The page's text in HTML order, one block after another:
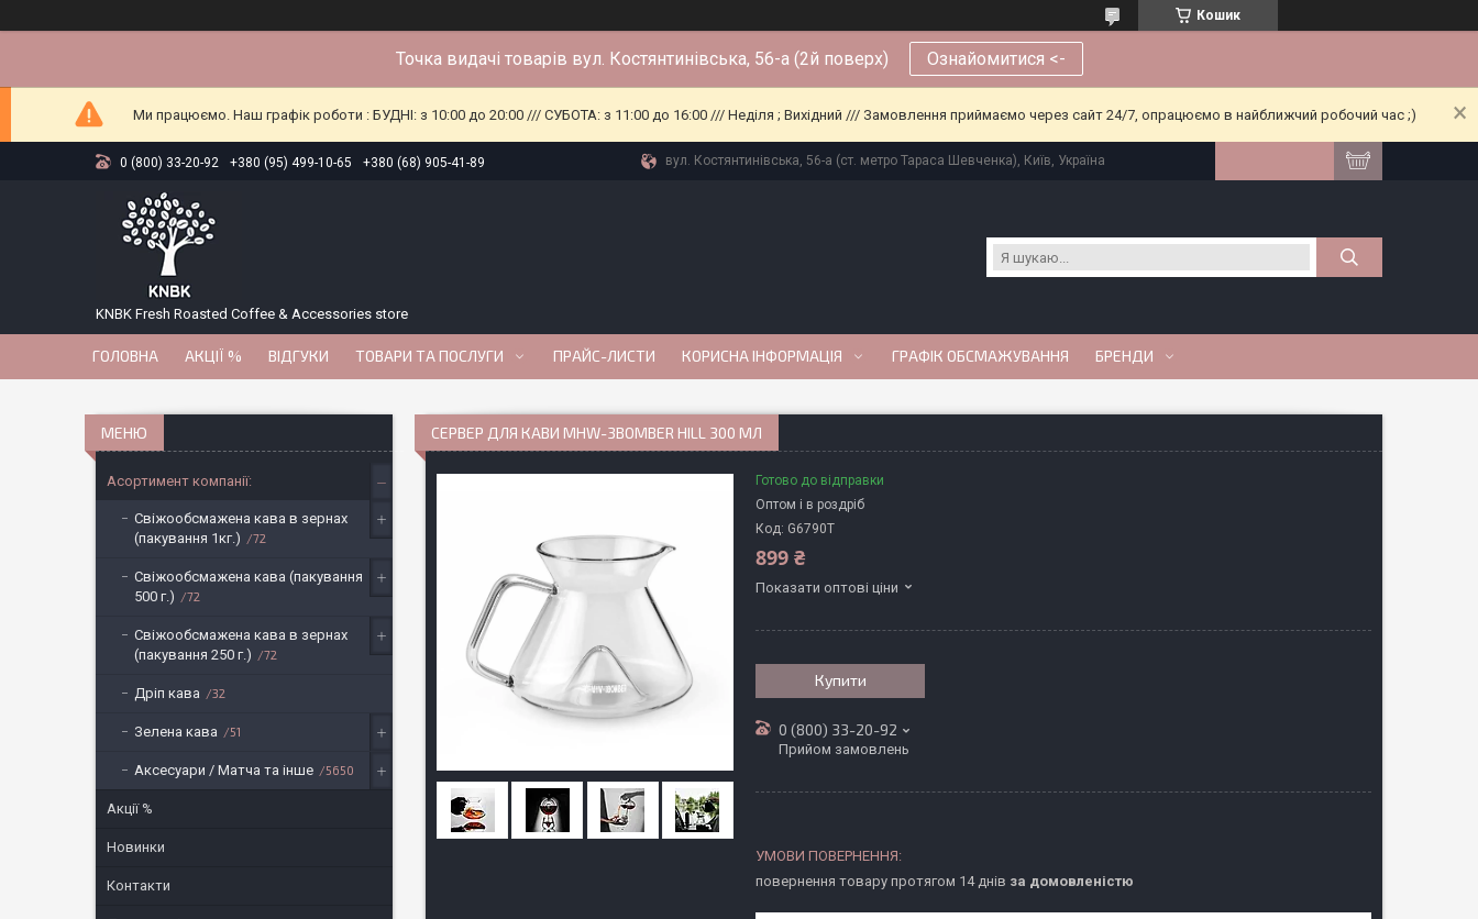
Кошик
Точка видачі товарів вул. Костянтинівська, 56-а (2й поверх) Ознайомитися <-
Ми працюємо. Наш графік роботи : БУДНІ: з 10:00 до 20:00 /// СУБОТА: з 11:00 до 16:00 /// Неділя ; Вихідний /// Замовлення приймаємо через сайт 24/7, опрацюємо в найближчий робочий час ;)
0 (800) 33-20-92 +380 (95) 499-10-65 +380 (68) 905-41-89 вул. Костянтинівська, 56-а (ст. метро Тараса Шевченка), Київ, Україна
KNBK Fresh Roasted Coffee & Accessories store
ГОЛОВНА АКЦІЇ % ВІДГУКИ ТОВАРИ ТА ПОСЛУГИ ПРАЙС-ЛИСТИ КОРИСНА ІНФОРМАЦІЯ ГРАФІК ОБСМАЖУВАННЯ БРЕНДИ
СЕРВЕР ДЛЯ КАВИ MHW-3BOMBER HILL 300 МЛ
Готово до відправки
Оптом і в роздріб
Код: G6790T
899 ₴
Показати оптові ціни
Купити
0 (800) 33-20-92
Прийом замовлень
повернення товару протягом 14 днів за домовленістю
Асортимент компанії:
Свіжообсмажена кава в зернах
(пакування 1кг.)
72
Свіжообсмажена кава (пакування
500 г.)
72
Свіжообсмажена кава в зернах
(пакування 250 г.)
72
Дріп кава 32
Зелена кава 51
Аксесуари / Матча та інше 5650
Акції %
Новинки
Контакти